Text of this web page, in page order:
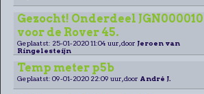
Gezocht! Onderdeel JGN000010
voor de Rover 45.
Geplaatst: 25-01-2020 11:04 uur, door Jeroen van
Ringelesteijn
Temp meter p5b
Geplaatst: 09-01-2020 22:09 uur, door André J.